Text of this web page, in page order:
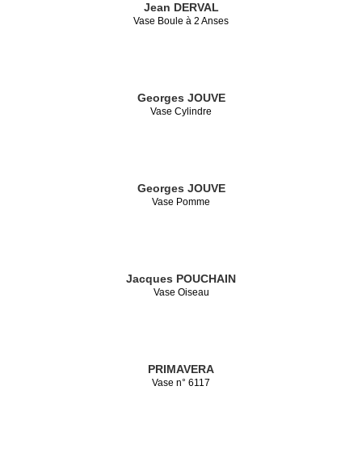
Jean DERVAL
Vase Boule à 2 Anses
Georges JOUVE
Vase Cylindre
Georges JOUVE
Vase Pomme
Jacques POUCHAIN
Vase Oiseau
PRIMAVERA
Vase n° 6117